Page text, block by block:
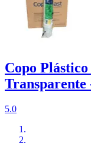
Copo
Transparente
5.0